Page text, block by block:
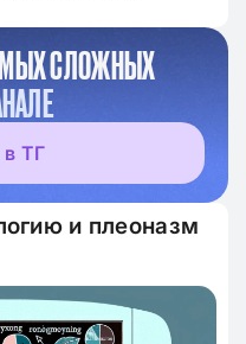
СЛОЖНЫХ
в ТГ
и плеоназм